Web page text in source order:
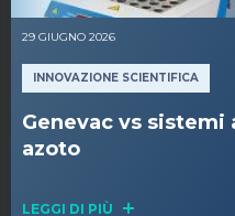
16 GIUGNO 2026
INNOVAZIONE SCIENTIFICA
Importanza della
nella
biogas